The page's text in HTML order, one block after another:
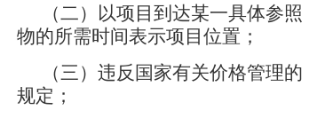
（二）以项目到达某一具体参照
物的所需时间表示项目位置；
（三）违反国家有关价格管理的
规定；